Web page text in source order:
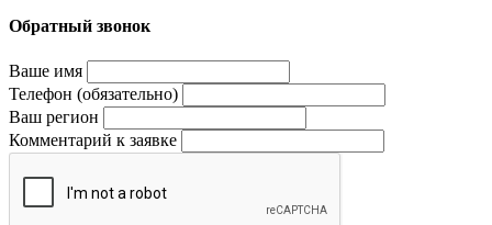
Обратный звонок
Ваше имя
Телефон (обязательно)
Ваш регион
Комментарий к заявке